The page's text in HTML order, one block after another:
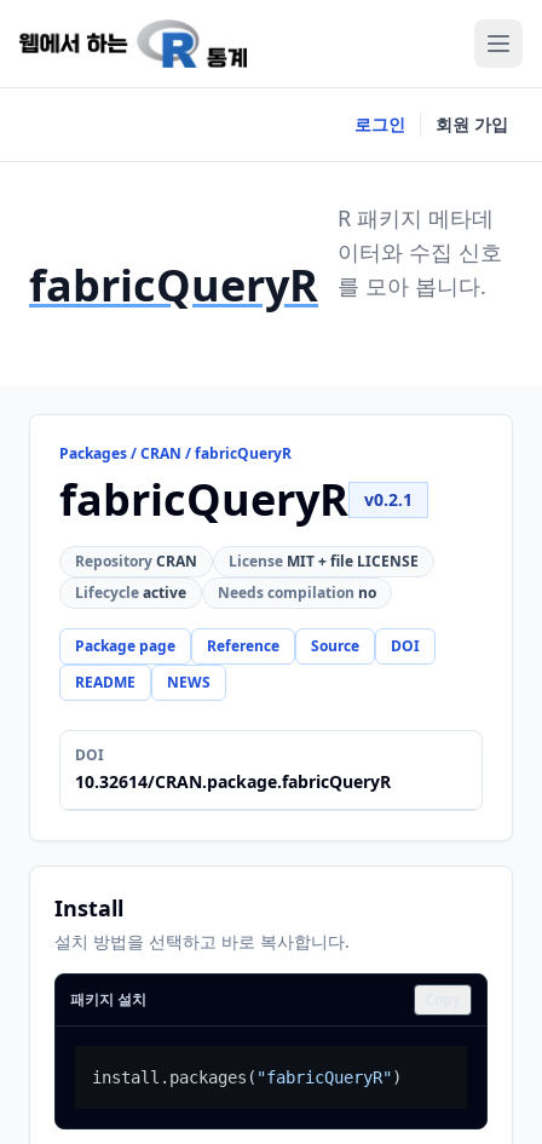
로그인 회원 가입
fabricQueryR
R 패키지 메타데
이터와 수집 신호
를 모아 봅니다.
Packages / CRAN / fabricQueryR
fabricQueryR v0.2.1
RepositoryCRAN License MIT + file LICENSE
Lifecycleactive Needs compilation no
Package page Reference Source
DOI
README
NEWS
DOI
10.32614/CRAN.package.fabricQueryR
Install
설치 방법을 선택하고 바로 복사합니다.
패키지 설치
install.packages ( "fabricQueryR")